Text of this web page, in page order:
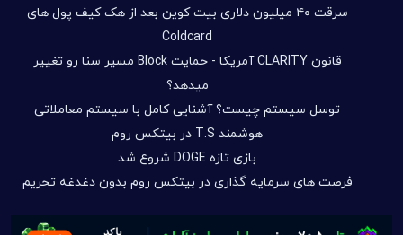
سرقت ۴۰ میلیون دلاری بیت کوین بعد از هک کیف پول های
Coldcard
قانون CLARITY آمریکا - حمایت Block مسیر سنا رو تغییر
میدهد؟
توسل سیستم چیست؟ آشنایی کامل با سیستم معاملاتی
هوشمند T.S در بیتکس روم
بازی تازه DOGE شروع شد
فرصت های سرمایه گذاری در بیتکس روم بدون دغدغه تحریم